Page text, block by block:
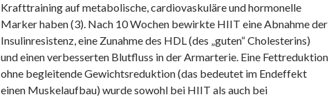
Krafttraining auf metabolische, cardiovaskuläre und hormonelle
Marker haben (3). Nach 10 Wochen bewirkte HIIT eine Abnahme der
Insulinresistenz, eine Zunahme des HDL (des „guten“ Cholesterins)
und einen verbesserten Blutfluss in der Armarterie. Eine Fettreduktion
ohne begleitende Gewichtsreduktion (das bedeutet im Endeffekt
einen Muskelaufbau) wurde sowohl bei HIIT als auch bei